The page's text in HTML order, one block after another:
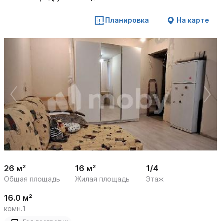
Планировка На карте
1
/
26 м²
Общая площадь
16 м²
Жилая площадь
1/4
Этаж
16.0 м²
комн.1